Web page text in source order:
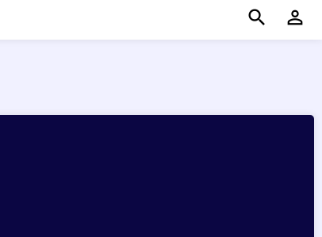
search perm_identity